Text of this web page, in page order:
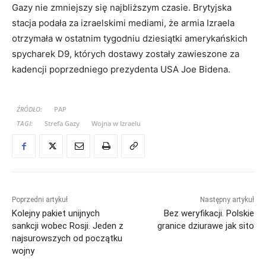
Gazy nie zmniejszy się najbliższym czasie. Brytyjska
stacja podała za izraelskimi mediami, że armia Izraela
otrzymała w ostatnim tygodniu dziesiątki amerykańskich
spycharek D9, których dostawy zostały zawieszone za
kadencji poprzedniego prezydenta USA Joe Bidena.
ŹRÓDŁO:
PAP
TAGI:
Strefa Gazy Wojna w Izraelu
Poprzedni artykuł
Kolejny pakiet unijnych
sankcji wobec Rosji. Jeden z
najsurowszych od początku
wojny
Następny artykuł
Bez weryfikacji. Polskie
granice dziurawe jak sito